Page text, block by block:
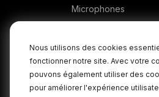
Nous utilisons des cookies
fonctionner notre site. Avec votre
pouvons également utiliser des
pour améliorer l'expérience
Microphones
Interfaces and Mixers
Accessories
Kits